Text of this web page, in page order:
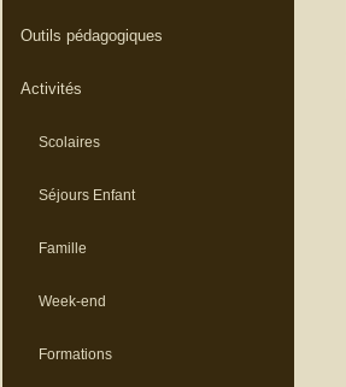
Outils pédagogiques
Activités
Scolaires
Séjours Enfant
Famille
Week-end
Formations